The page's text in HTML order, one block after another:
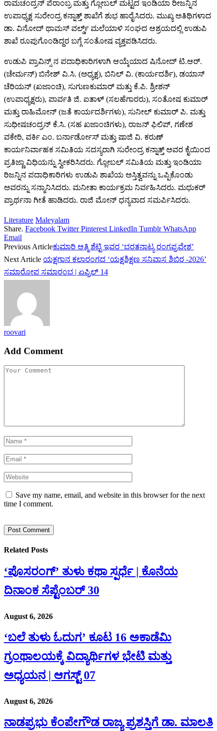
ರಾಮಚಂದ್ರನ್ ಪೆರಾಂಬ್ರ ಮತ್ತು ಗ್ಲೋಬಲ್ ಮಟ್ಟದ ಇಂಡಿಯಾ ರೀಜನ್ನಿನ
ಉಪಾಧ್ಯಕ್ಷ ಸುರೇಂದ್ರ ಕನ್ನಾತ್ತ್ ಶಾಖೆಗೆ ಶುಭ ಹಾರೈಸಿದರು. ಮುಖ್ಯ ಅತಿಥಿಗಳಾದ
ಡಾ. ವಿನೋದ್ ಥಾಮಸ್ ವರ್ಲ್ಡ್ ಮಲೆಯಾಳಿ ಸಂಘದ ಆಶ್ರಯದಲ್ಲಿ ಉಡುಪಿ
ಶಾಖೆ ರೂಪುಗೊಂಡಿದ್ದರ ಬಗ್ಗೆ ಸಂತೋಷ ವ್ಯಕ್ತಪಡಿಸಿದರು.
ಉಡುಪಿ ಪ್ರಾವಿನ್ಸ್ ನ ಪದಾಧಿಕಾರಿಗಳಾಗಿ ಆಯ್ಕೆಯಾದ ಷಿನೋದ್ ಟಿ.ಆರ್.
(ಚೇರ್ಮನ್) ಬಿನೇಶ್ ವಿ.ಸಿ. (ಅಧ್ಯಕ್ಷ), ಬಿನಿಲ್ ವಿ. (ಕಾರ್ಯದರ್ಶಿ), ಡಯಾಸ್
ಚೆರಿಯನ್ (ಖಜಾಂಚಿ), ಸುಗುಣಕುಮಾರ್ ಮತ್ತು ಕೆ.ಪಿ. ಶ್ರೀಶನ್
(ಉಪಾಧ್ಯಕ್ಷರು), ಪಾರ್ವತಿ ಜಿ. ಐತಾಳ್ (ಸಲಹೆಗಾರರು), ಸಂತೋಷ ಕುಮಾರ್
ಮತ್ತು ರಾಹಿಮೋನ್ (ಜತೆ ಕಾರ್ಯದರ್ಶಿಗಳು), ಸುನೀಲ್ ಕುಮಾರ್ ಪಿ. ಮತ್ತು
ಸುಧೀಷಚಂದ್ರನ್ ಕೆ.ಸಿ. (ಸಹ ಖಜಾಂಚಿಗಳು), ರಾಜನ್ ಫಿಲಿಪ್, ಗಣೇಶ
ವಕೇರಿ, ವರ್ಕಿ ಎಂ. ಬರ್ನಾರ್ಡೋಸ್ ಮತ್ತು ಷಾಜಿ ವಿ. ಕರುಣ್
ಕಾರ್ಯನಿರ್ವಾಹಕ ಸಮಿತಿಯ ಸದಸ್ಯರಾಗಿ ಸುರೇಂದ್ರ ಕನ್ನಾತ್ತ್ ಅವರ ಕೈಯಿಂದ
ಪ್ರತಿಜ್ಣಾ ವಿಧಿಯನ್ನು ಸ್ವೀಕರಿಸಿದರು. ಗ್ಲೋಬಲ್ ಸಮಿತಿಯ ಮತ್ತು ಇಂಡಿಯಾ
ರಿಜನ್ನಿನ ಪದಾಧಿಕಾರಿಗಳು ಉಡುಪಿ ಶಾಖೆಯ ಅಸ್ತಿತ್ವವನ್ನು ಒಪ್ಪಿಕೊಂಡು
ಅವರನ್ನು ಸನ್ಮಾನಿಸಿದರು. ಮನೀತಾ ಕಾರ್ಯಕ್ರಮ ನಿರ್ವಹಿಸಿದರು. ಮಧುಕರ್
ಪ್ರಾರ್ಥನಾ ಗೀತೆ ಹಾಡಿದರು. ರಾಜಿ ಮೋನ್ ಧನ್ಯವಾದ ಸಮರ್ಪಿಸಿದರು.
Literature Maleyalam
Share. Facebook Twitter Pinterest LinkedIn Tumblr WhatsApp
Email
Previous Articleಕುಮಾರಿ ಆತ್ಮಿ ಶೆಟ್ಟಿ ಇವರ ‘ಭರತನಾಟ್ಯ ರಂಗಪ್ರವೇಶ’
Next Article ಯಕ್ಷಗಾನ ಕಲಾರಂಗದ ‘ಯಕ್ಷಶಿಕ್ಷಣ ಸನಿವಾಸ ಶಿಬಿರ -2026’
ಸಮಾರೋಪ ಸಮಾರಂಭ | ಏಪ್ರಿಲ್ 14
roovari
Add Comment
Save my name, email, and website in this browser for the next
time I comment.
Related Posts
‘ಪೊಸರಂಗ್’ ತುಳು ಕಥಾ ಸ್ಪರ್ಧೆ | ಕೊನೆಯ
ದಿನಾಂಕ ಸೆಪ್ಟೆಂಬರ್ 30
August 6, 2026
‘ಬಲೆ ತುಳು ಓದುಗ’ ಕೂಟ 16 ಅಕಾಡೆಮಿ
ಗ್ರಂಥಾಲಯಕ್ಕೆ ವಿದ್ಯಾರ್ಥಿಗಳ ಭೇಟಿ ಮತ್ತು
ಅಧ್ಯಯನ | ಆಗಸ್ಟ್ 07
August 6, 2026
ನಾಡಪ್ರಭು ಕೆಂಪೇಗೌಡ ರಾಜ್ಯ ಪ್ರಶಸ್ತಿಗೆ ಡಾ. ಮಾಲತಿ